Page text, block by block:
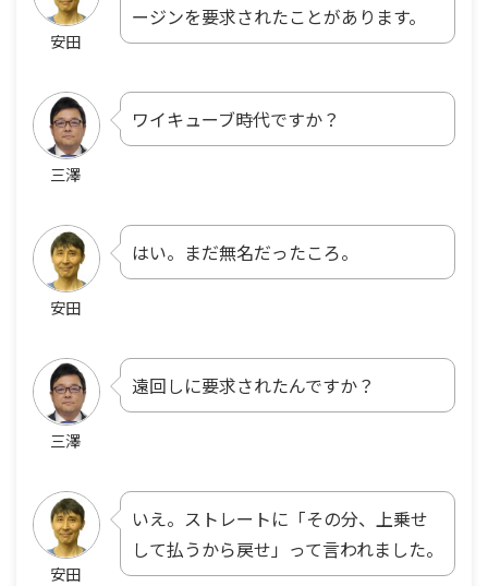
安田
ージンを要求されたことがあります。
三澤
ワイキューブ時代ですか？
安田
はい。まだ無名だったころ。
三澤
遠回しに要求されたんですか？
安田
いえ。ストレートに「その分、上乗せ
して払うから戻せ」って言われました。